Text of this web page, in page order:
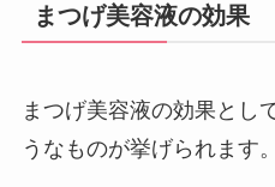
まつげ美容液の効果
まつげ美容液の効果とし
うなものが挙げられます。